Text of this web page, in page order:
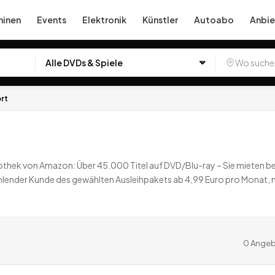
Events Elektronik Künstler Autoabo
von Amazon: Über 45.000 Titel auf DVD/Blu-ray – Sie mieten
Kunde des gewählten Ausleihpakets ab 4,99 Euro pro
über den Gratistest hinaus einen 15 Euro Einkaufsgutschein für
0